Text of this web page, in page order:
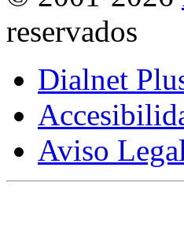
reservados
Dialnet
Aviso